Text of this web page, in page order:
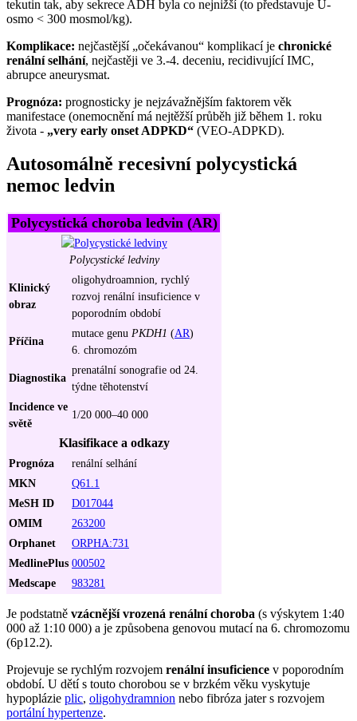
tekutin tak, aby sekrece ADH byla co nejnižší (to představuje U-
osmo < 300 mosmol/kg).
Komplikace: nejčastější „očekávanou“ komplikací je chronické
renální selhání, nejčastěji ve 3.-4. deceniu, recidivující IMC,
abrupce aneurysmat.
Prognóza: prognosticky je nejzávažnějším faktorem věk
manifestace (onemocnění má nejtěžší průběh již během 1. roku
života - „very early onset ADPKD“ (VEO-ADPKD).
Autosomálně recesivní polycystická
nemoc ledvin
Polycystická choroba ledvin (AR)
Polycystické ledviny
Klinický
obraz
oligohydroamnion, rychlý
rozvoj renální insuficience v
poporodním období
Příčina
mutace genu PKDH1 (AR)
6. chromozóm
Diagnostika
prenatální sonografie od 24.
týdne těhotenství
Incidence ve
světě
1/20 000–40 000
Klasifikace a odkazy
Prognóza
renální selhání
MKN
Q61.1
MeSH ID
D017044
OMIM
263200
Orphanet
ORPHA:731
MedlinePlus 000502
Medscape
983281
Je podstatně vzácnější vrozená renální choroba (s výskytem 1:40
000 až 1:10 000) a je způsobena genovou mutací na 6. chromozomu
(6p12.2).
Projevuje se rychlým rozvojem renální insuficience v poporodním
období. U dětí s touto chorobou se v brzkém věku vyskytuje
hypoplázie plic, oligohydramnion nebo fibróza jater s rozvojem
portální hypertenze.